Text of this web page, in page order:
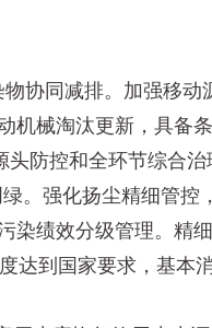
协同减排。加强移动
机械淘汰更新，具备
防控和全环节综合治
。强化扬尘精细管控
染绩效分级管理。精
达到国家要求，基本